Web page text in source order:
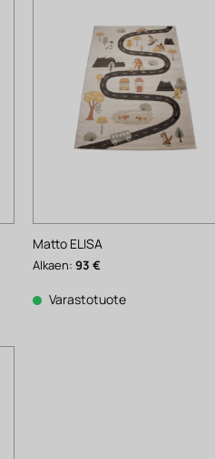
Matto ELISA
Alkaen: 93 €
Varastotuote